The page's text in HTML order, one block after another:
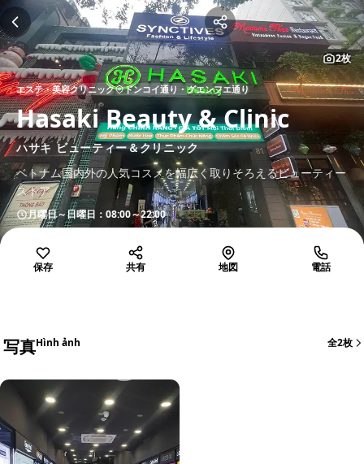
2枚
エステ・美容クリニック ドンコイ通り・グエンフエ通り
Hasaki Beauty & Clinic
ハサキ ビューティー＆クリニック
ベトナム国内外の人気コスメを幅広く取りそろえるビューティー
ストア
月曜日～日曜日：08:00～22:00
保存 共有 地図 電話
写真Hình ảnh 全2枚